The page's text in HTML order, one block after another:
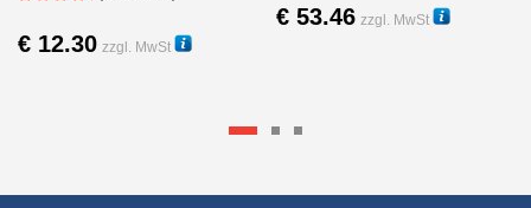
€ 12.30 zzgl. MwSt
€ 53.46 zzgl. MwSt